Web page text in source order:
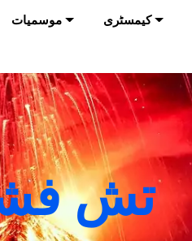
موسمیات کیمسٹری
تش